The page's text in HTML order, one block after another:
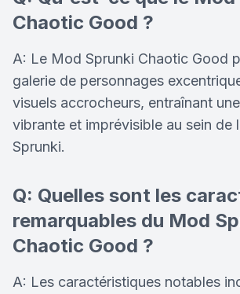
Chaotic Good ?
A: Le Mod Sprunki Chaotic Good
galerie de personnages
visuels accrocheurs, entraînant
vibrante et imprévisible au sein de
Sprunki.
Q: Quelles sont les
remarquables du Mod
Chaotic Good ?
A: Les caractéristiques notables